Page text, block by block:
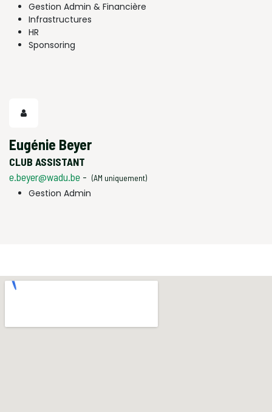
Gestion Admin & Financière
Infrastructures
HR
Sponsoring
Eugénie Beyer
CLUB ASSISTANT
e.beyer@wadu.be - (AM uniquement)
Gestion Admin